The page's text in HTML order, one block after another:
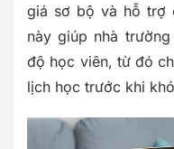
giá sơ bộ và hỗ trợ
này giúp nhà
độ học viên, từ đó
lịch học trước khi